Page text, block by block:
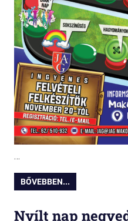
…
BŐVEBBEN...
Nyílt nap